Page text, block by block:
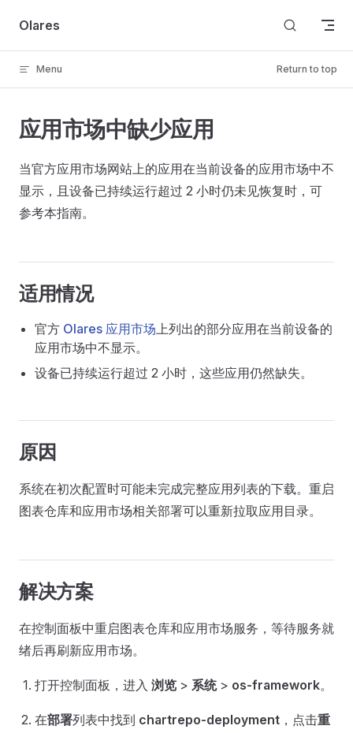
Skip to content
Olares
Menu Return to top
应用市场中缺少应用
当官方应用市场网站上的应用在当前设备的应用市场中不
显示，且设备已持续运行超过 2 小时仍未见恢复时，可
参考本指南。
适用情况
官方 Olares 应用市场上列出的部分应用在当前设备的
应用市场中不显示。
设备已持续运行超过 2 小时，这些应用仍然缺失。
原因
系统在初次配置时可能未完成完整应用列表的下载。重启
图表仓库和应用市场相关部署可以重新拉取应用目录。
解决方案
在控制面板中重启图表仓库和应用市场服务，等待服务就
绪后再刷新应用市场。
打开控制面板，进入 浏览 > 系统> os-framework。
在部署列表中找到 chartrepo-deployment ，点击重